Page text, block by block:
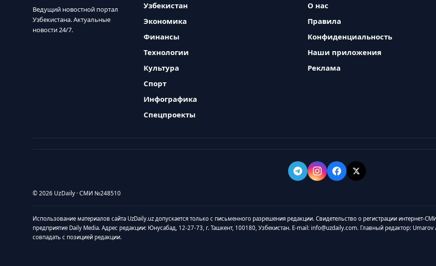
Ведущий новостной портал
Узбекистана. Актуальные
новости 24/7.
Узбекистан
Экономика
Финансы
Технологии
Культура
Спорт
Инфографика
Спецпроекты
О нас
Правила
Конфиденциальность
Наши приложения
Реклама
© 2026 UzDaily · СМИ №248510
Использование материалов сайта UzDaily.uz допускается только с письменного разрешения редакции. Свидетельство о регистрации интернет-
предприятие Daily Media. Адрес редакции: Юнусабад, 12-27-73, г. Ташкент, 100180, Узбекистан. E-mail: info@uzdaily.com. Главный редактор:
совпадать с позицией редакции.